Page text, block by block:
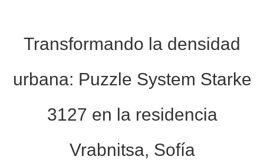
Transformando la densidad
urbana: Puzzle System Starke
3127 en la residencia
Vrabnitsa, Sofía